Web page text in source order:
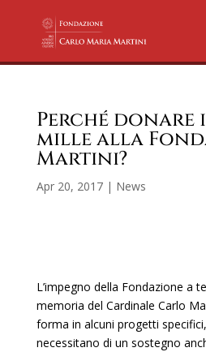
Perché donare
mille alla
Martini?
Apr 20, 2017| News
L’impegno della Fondazione a
memoria del Cardinale Carlo
forma in alcuni progetti
necessitano di un sostegno